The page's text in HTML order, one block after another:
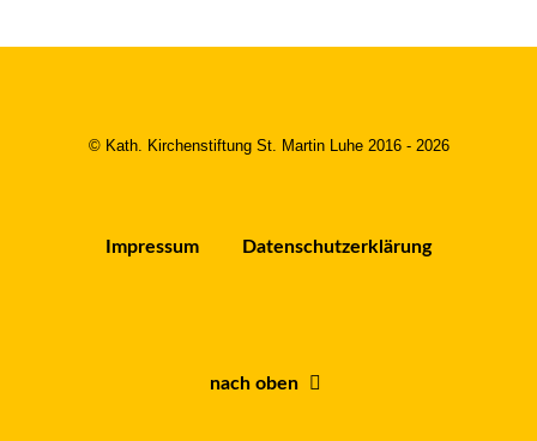
© Kath. Kirchenstiftung St. Martin Luhe 2016 - 2026
Impressum Datenschutzerklärung
nach oben